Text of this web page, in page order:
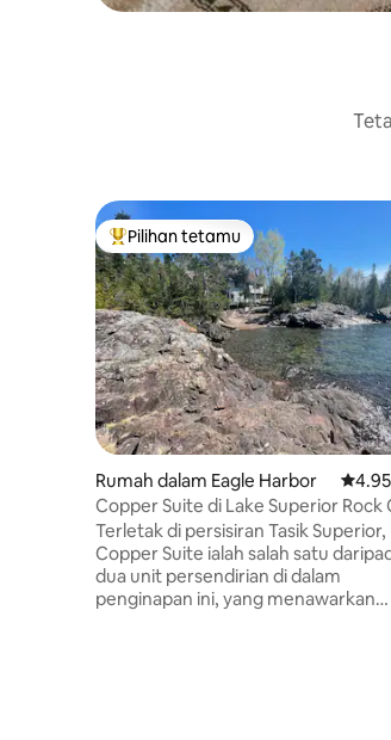
Pilihan utama tetamu
Pilihan tetamu
Rumah dalam Eagle Harbor
Copper Suite di Lake Superior Rock
Terletak di persisiran Tasik Superior,
Copper Suite ialah salah satu
dua unit persendirian di dalam
penginapan ini, yang menawarkan